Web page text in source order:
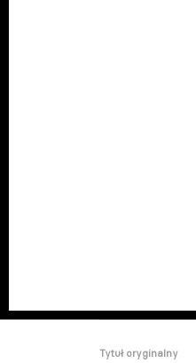
Tytuł oryginalny